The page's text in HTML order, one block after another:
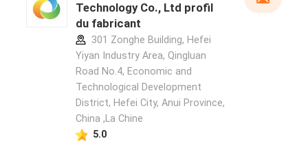
Technology Co., Ltd profil
du fabricant
301 Zonghe Building, Hefei
Yiyan Industry Area, Qingluan
Road No.4, Economic and
Technological Development
District, Hefei City, Anui Province,
China ,La Chine
5.0